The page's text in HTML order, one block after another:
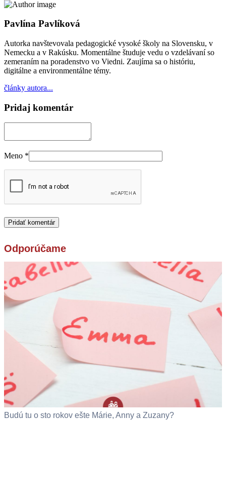
Pavlína Pavlíková
Autorka navštevovala pedagogické vysoké školy na Slovensku, v
Nemecku a v Rakúsku. Momentálne študuje vedu o vzdelávaní so
zemeraním na poradenstvo vo Viedni. Zaujíma sa o históriu,
digitálne a environmentálne témy.
články autora...
Pridaj komentár
Meno *
Odporúčame
Budú tu o sto rokov ešte Márie, Anny a Zuzany?